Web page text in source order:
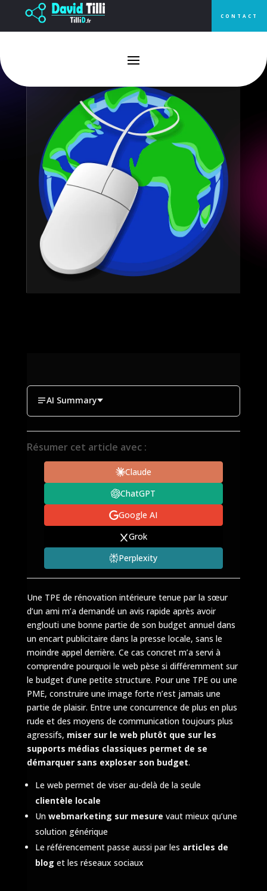
CONTACT
Pourquoi miser sur le web pour
votre stratégie marketing ?
AI Summary
Résumer cet article avec :
Claude
ChatGPT
Google AI
Grok
Perplexity
Une TPE de rénovation intérieure tenue par la sœur
d’un ami m’a demandé un avis rapide après avoir
englouti une bonne partie de son budget annuel dans
un encart publicitaire dans la presse locale, sans le
moindre appel derrière. Ce cas concret m’a servi à
comprendre pourquoi le web pèse si différemment sur
le budget d’une petite structure. Pour une TPE ou une
PME, construire une image forte n’est jamais une
partie de plaisir. Entre une concurrence de plus en plus
rude et des moyens de communication toujours plus
agressifs, miser sur le web plutôt que sur les
supports médias classiques permet de se
démarquer sans exploser son budget.
Le web permet de viser au-delà de la seule
clientèle locale
Un webmarketing sur mesure vaut mieux qu’une
solution générique
Le référencement passe aussi par les articles de
blog et les réseaux sociaux